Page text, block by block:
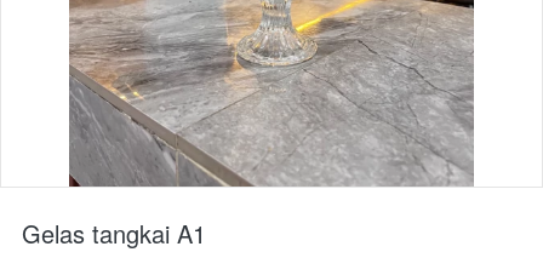
Gelas tangkai A1